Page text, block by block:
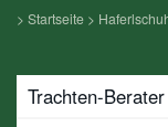
> Startseite >
Trachten-